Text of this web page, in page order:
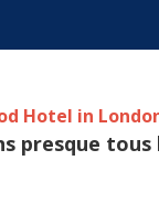
Hotel in
presque